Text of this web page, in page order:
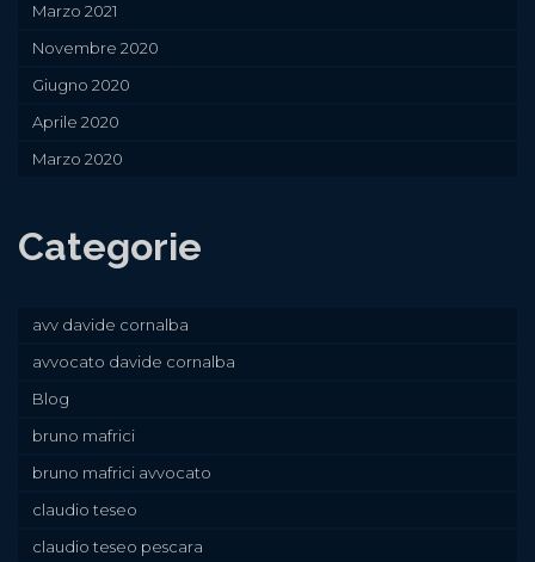
Marzo 2021
Novembre 2020
Giugno 2020
Aprile 2020
Marzo 2020
Categorie
avv davide cornalba
avvocato davide cornalba
Blog
bruno mafrici
bruno mafrici avvocato
claudio teseo
claudio teseo pescara